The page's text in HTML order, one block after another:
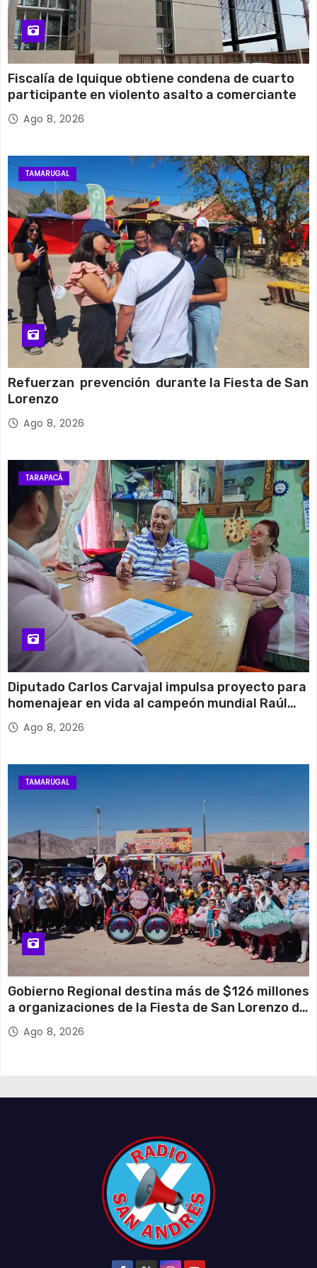
Fiscalía de Iquique obtiene condena de cuarto
participante en violento asalto a comerciante
Ago 8, 2026
TAMARUGAL
Refuerzan prevención durante la Fiesta de San
Lorenzo
Ago 8, 2026
TARAPACÁ
Diputado Carlos Carvajal impulsa proyecto para
homenajear en vida al campeón mundial Raúl
Choque
Ago 8, 2026
TAMARUGAL
Gobierno Regional destina más de $126 millones
a organizaciones de la Fiesta de San Lorenzo de
Tarapacá
Ago 8, 2026